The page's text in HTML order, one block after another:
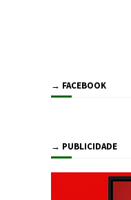
→ FACEBOOK
→ PUBLICIDADE